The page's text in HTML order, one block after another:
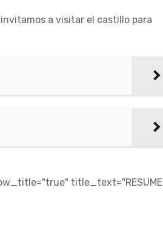
a visitar el castillo para
title_text="RESUME